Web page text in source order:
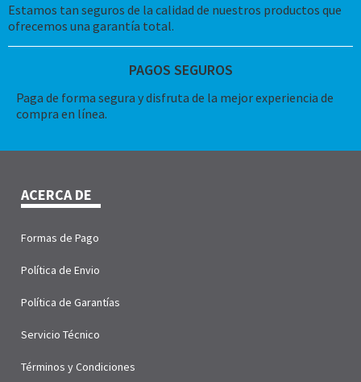
Estamos tan seguros de la calidad de nuestros productos que
ofrecemos una garantía total.
PAGOS SEGUROS
Paga de forma segura y disfruta de la mejor experiencia de
compra en línea.
ACERCA DE
Formas de Pago
Política de Envio
Política de Garantías
Servicio Técnico
Términos y Condiciones